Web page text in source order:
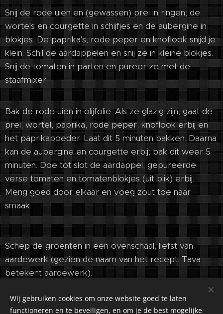
Snij de rode uien en (gewassen) prei in ringen; de
wortels en courgette in schijfjes en de aubergine in
blokjes. De paprika's, rode peper en knoflook snijd je
klein. Schil de aardappelen en snij ze in kleine blokjes.
Snij de tomaten in parten en pureer ze met de
staafmixer.
Bak de rode uien in olijfolie. Als ze glazig zijn, gaat de
prei, wortel, paprika, rode peper, knoflook erbij en
het paprikapoeder. Laat dit 5 minuten bakken. Daarna
kan de aubergine en courgette erbij; bak dit weer 5
minuten. Doe tot slot de aardappel, gepureerde
verse tomaten en tomatenblokjes (uit blik) erbij.
Meng goed door elkaar en voeg zout toe naar
smaak.
Schep de groenten in een ovenschaal, liefst van
aardewerk (gezien de naam van het recept: Tava
betekent aardewerk).
Wij gebruiken cookies om onze website goed te laten
functioneren en te beveiligen, en om je de best mogelijke